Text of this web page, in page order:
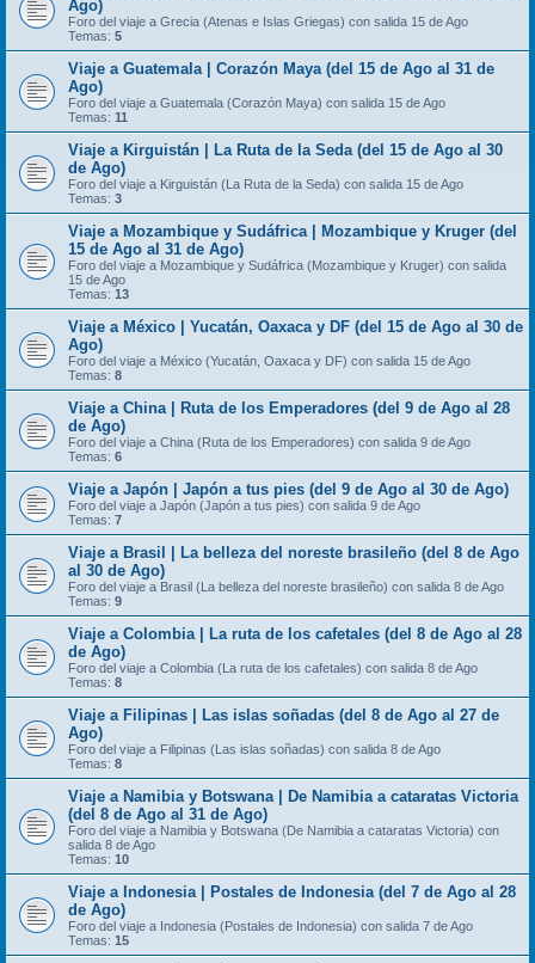
Ago)
Foro del viaje a Grecia (Atenas e Islas Griegas) con salida 15 de Ago
Temas: 5
Viaje a Guatemala | Corazón Maya (del 15 de Ago al 31 de
Ago)
Foro del viaje a Guatemala (Corazón Maya) con salida 15 de Ago
Temas: 11
Viaje a Kirguistán | La Ruta de la Seda (del 15 de Ago al 30
de Ago)
Foro del viaje a Kirguistán (La Ruta de la Seda) con salida 15 de Ago
Temas: 3
Viaje a Mozambique y Sudáfrica | Mozambique y Kruger (del
15 de Ago al 31 de Ago)
Foro del viaje a Mozambique y Sudáfrica (Mozambique y Kruger) con salida
15 de Ago
Temas: 13
Viaje a México | Yucatán, Oaxaca y DF (del 15 de Ago al 30 de
Ago)
Foro del viaje a México (Yucatán, Oaxaca y DF) con salida 15 de Ago
Temas: 8
Viaje a China | Ruta de los Emperadores (del 9 de Ago al 28
de Ago)
Foro del viaje a China (Ruta de los Emperadores) con salida 9 de Ago
Temas: 6
Viaje a Japón | Japón a tus pies (del 9 de Ago al 30 de Ago)
Foro del viaje a Japón (Japón a tus pies) con salida 9 de Ago
Temas: 7
Viaje a Brasil | La belleza del noreste brasileño (del 8 de Ago
al 30 de Ago)
Foro del viaje a Brasil (La belleza del noreste brasileño) con salida 8 de Ago
Temas: 9
Viaje a Colombia | La ruta de los cafetales (del 8 de Ago al 28
de Ago)
Foro del viaje a Colombia (La ruta de los cafetales) con salida 8 de Ago
Temas: 8
Viaje a Filipinas | Las islas soñadas (del 8 de Ago al 27 de
Ago)
Foro del viaje a Filipinas (Las islas soñadas) con salida 8 de Ago
Temas: 8
Viaje a Namibia y Botswana | De Namibia a cataratas Victoria
(del 8 de Ago al 31 de Ago)
Foro del viaje a Namibia y Botswana (De Namibia a cataratas Victoria) con
salida 8 de Ago
Temas: 10
Viaje a Indonesia | Postales de Indonesia (del 7 de Ago al 28
de Ago)
Foro del viaje a Indonesia (Postales de Indonesia) con salida 7 de Ago
Temas: 15